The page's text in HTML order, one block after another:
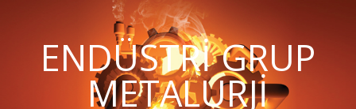
ENDÜSTRI GRUP
METALURJI